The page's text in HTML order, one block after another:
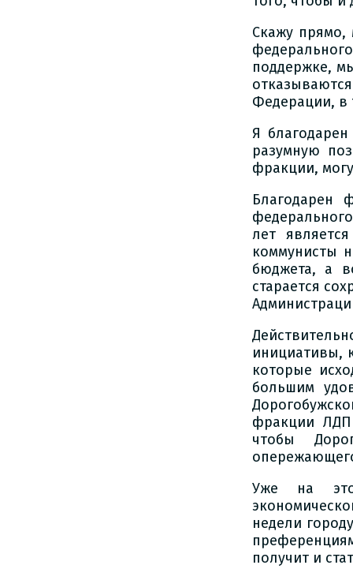
Скажу прямо,
поддержке,
Федерации, в
Я
разумную
фракции,
Благодарен
лет
коммунисты
бюджета, а
старается
инициативы,
которые
большим
фракции
чтобы
Уже на
недели
получит и